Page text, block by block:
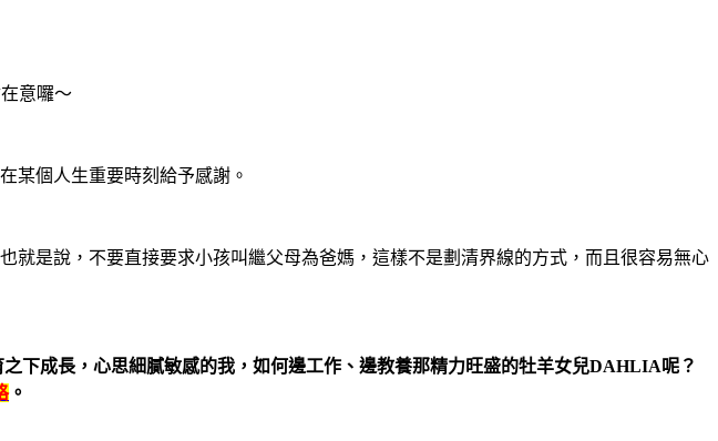
意囉～
某個人生重要時刻給予感謝。
是說，不要直接要求小孩叫繼父母為爸媽，這樣不是劃清界線的方式，而且很容易無心
下成長，心思細膩敏感的我，如何邊工作、邊教養那精力旺盛的牡羊女兒DAHLIA 呢？
。